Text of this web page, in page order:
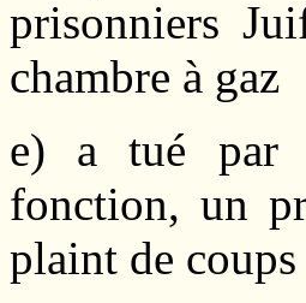
prisonniers
chambre à gaz
e) a tué par
fonction, un
plaint de coups